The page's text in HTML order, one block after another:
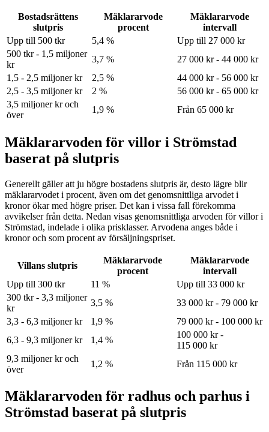
Bostadsrättens
slutpris
Mäklararvode
procent
Mäklararvode
intervall
Upp till 500 tkr
5,4 %
Upp till 27 000 kr
500 tkr - 1,5 miljoner
kr
3,7 %
27 000 kr - 44 000 kr
1,5 - 2,5 miljoner kr
2,5 %
44 000 kr - 56 000 kr
2,5 - 3,5 miljoner kr
2 %
56 000 kr - 65 000 kr
3,5 miljoner kr och
över
1,9 % Från 65 000 kr
Mäklararvoden för villor i Strömstad
baserat på slutpris
Generellt gäller att ju högre bostadens slutpris är, desto lägre blir
mäklararvodet i procent, även om det genomsnittliga arvodet i
kronor ökar med högre priser. Det kan i vissa fall förekomma
avvikelser från detta. Nedan visas genomsnittliga arvoden förvillori
Strömstad, indelade i olika prisklasser. Arvodena anges både i
kronor och som procent av försäljningspriset.
Villans slutpris
Mäklararvode
procent
Mäklararvode
intervall
Upp till 300 tkr
11 %
Upp till 33 000 kr
300 tkr - 3,3 miljoner
kr
3,5 %
33 000 kr - 79 000 kr
3,3 - 6,3 miljoner kr
1,9 %
79 000 kr - 100 000 kr
6,3 - 9,3 miljoner kr
1,4 %
100 000 kr -
115 000 kr
9,3 miljoner kr och
över
1,2 % Från 115 000 kr
Mäklararvoden för radhus och parhus i
Strömstad baserat på slutpris